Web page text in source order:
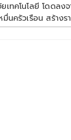
เทคโนโลยี โดดลง
มื่นครัวเรือน สร้างร